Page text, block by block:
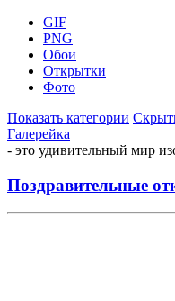
GIF
PNG
Обои
Открытки
Фото
Показать категории
Галерейка
- это удивительный мир
Поздравительные